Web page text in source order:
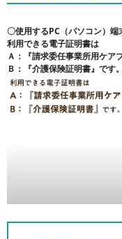
〇使用するPC（パソコン）端
利用できる電子証明書は
Ａ：『請求委任事業所用ケア
Ｂ：『介護保険証明書』です。